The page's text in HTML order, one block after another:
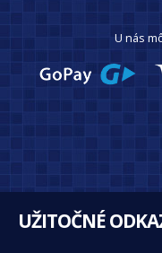
U nás
UŽITOČNÉ